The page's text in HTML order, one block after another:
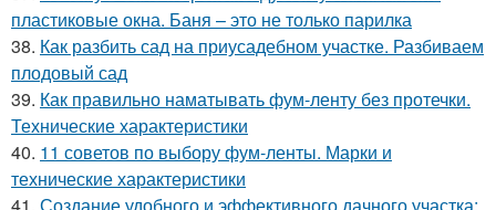
пластиковые окна. Баня – это не только парилка
38. Как разбить сад на приусадебном участке. Разбиваем
плодовый сад
39. Как правильно наматывать фум-ленту без протечки.
Технические характеристики
40. 11 советов по выбору фум-ленты. Марки и
технические характеристики